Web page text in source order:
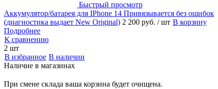
Быстрый просмотр
Аккумулятор/батарея для IPhone 14 Привязывается без ошибок
(диагностика выдает New Original) 2 200 руб. / шт В корзину
Подробнее
К сравнению
2 шт
В избранное В наличии
Наличие в магазинах
При смене склада ваша корзина будет очищена.